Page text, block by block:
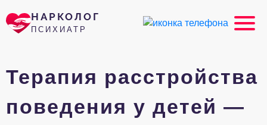
НАРКОЛОГ
ПСИХИАТР
Терапия расстройства
поведения у детей —